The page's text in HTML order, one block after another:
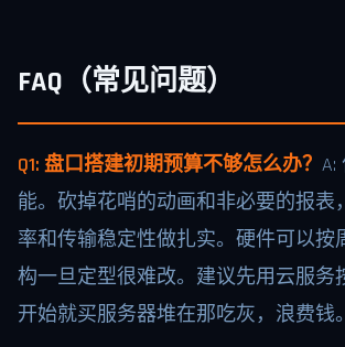
FAQ（常见问题）
Q1: 盘口搭建初期预算不够怎么办？ A:
能。砍掉花哨的动画和非必要的报表
率和传输稳定性做扎实。硬件可以按
构一旦定型很难改。建议先用云服务
开始就买服务器堆在那吃灰，浪费钱。